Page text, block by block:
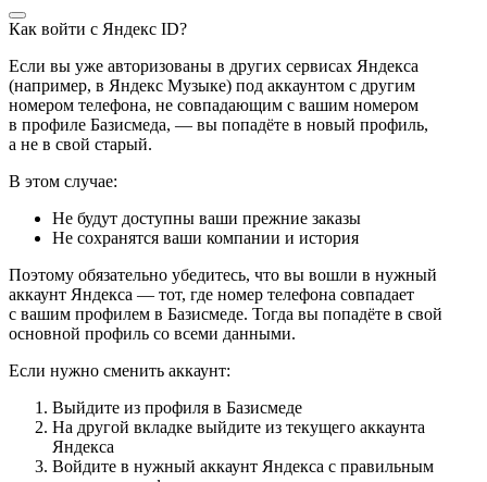
Как войти с Яндекс ID?
Если вы уже авторизованы в других сервисах Яндекса
(например, в Яндекс Музыке) под аккаунтом с другим
номером телефона, не совпадающим с вашим номером
в профиле Базисмеда, — вы попадёте в новый профиль,
а не в свой старый.
В этом случае:
Не будут доступны ваши прежние заказы
Не сохранятся ваши компании и история
Поэтому обязательно убедитесь, что вы вошли в нужный
аккаунт Яндекса — тот, где номер телефона совпадает
с вашим профилем в Базисмеде. Тогда вы попадёте в свой
основной профиль со всеми данными.
Если нужно сменить аккаунт:
Выйдите из профиля в Базисмеде
На другой вкладке выйдите из текущего аккаунта
Яндекса
Войдите в нужный аккаунт Яндекса с правильным